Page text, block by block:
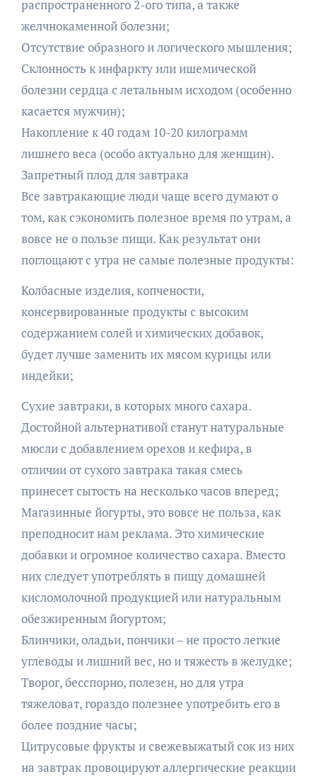
распространенного 2-ого типа, а также
желчнокаменной болезни;
Отсутствие образного и логического мышления;
Склонность к инфаркту или ишемической
болезни сердца с летальным исходом (особенно
касается мужчин);
Накопление к 40 годам 10-20 килограмм
лишнего веса (особо актуально для женщин).
Запретный плод для завтрака
Все завтракающие люди чаще всего думают о
том, как сэкономить полезное время по утрам, а
вовсе не о пользе пищи. Как результат они
поглощают с утра не самые полезные продукты:
Колбасные изделия, копчености,
консервированные продукты с высоким
содержанием солей и химических добавок,
будет лучше заменить их мясом курицы или
индейки;
Сухие завтраки, в которых много сахара.
Достойной альтернативой станут натуральные
мюсли с добавлением орехов и кефира, в
отличии от сухого завтрака такая смесь
принесет сытость на несколько часов вперед;
Магазинные йогурты, это вовсе не польза, как
преподносит нам реклама. Это химические
добавки и огромное количество сахара. Вместо
них следует употреблять в пищу домашней
кисломолочной продукцией или натуральным
обезжиренным йогуртом;
Блинчики, оладьи, пончики – не просто легкие
углеводы и лишний вес, но и тяжесть в желудке;
Творог, бесспорно, полезен, но для утра
тяжеловат, гораздо полезнее употребить его в
более поздние часы;
Цитрусовые фрукты и свежевыжатый сок из них
на завтрак провоцируют аллергические реакции